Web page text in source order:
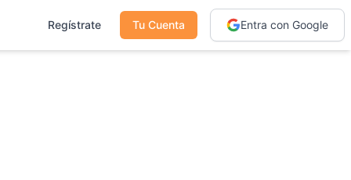
Regístrate Tu Cuenta Entra con Google